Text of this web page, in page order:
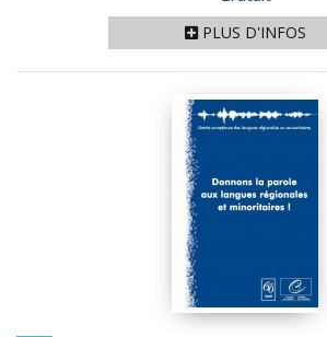
PLUS D'INFOS